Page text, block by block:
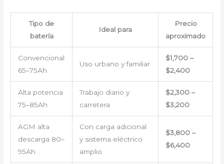
Tipo de
batería
Ideal para
Precio
aproximado
Convencional
65–75Ah
Uso urbano y familiar
$1,700 –
$2,400
Alta potencia
75–85Ah
Trabajo diario y
carretera
$2,300 –
$3,200
AGM alta
descarga 80–
95Ah
Con carga adicional
y sistema eléctrico
amplio
$3,800 –
$6,400